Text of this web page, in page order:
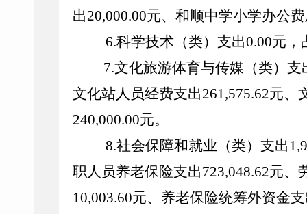
出20,000.00元、和顺中学小学办公
6.科学技术（类）支出0.00元，
7.文化旅游体育与传媒（类）支
文化站人员经费支出261,575.62元、
240,000.00元。
8.社会保障和就业（类）支出
职人员养老保险支出723,048.62元、
10,003.60元、养老保险统筹外资金